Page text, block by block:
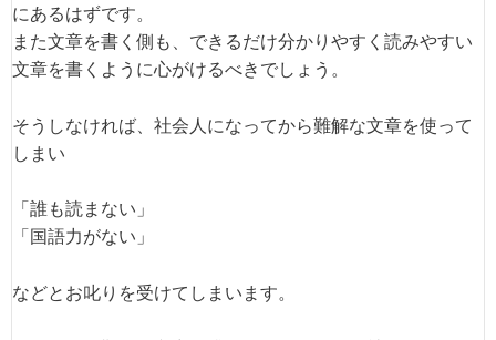
にあるはずです。
また文章を書く側も、できるだけ分かりやすく読みやすい
文章を書くように心がけるべきでしょう。
そうしなければ、社会人になってから難解な文章を使って
しまい
「誰も読まない」
「国語力がない」
などとお叱りを受けてしまいます。